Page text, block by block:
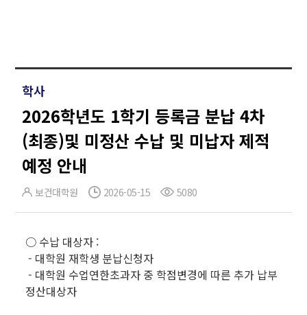
학사
2026학년도 1학기 등록금 분납 4차
(최종)및 미정산 수납 및 미납자 제적
예정 안내
보건대학원 2026-05-15 5080
○ 수납 대상자 :
- 대학원 재학생 분납신청자
- 대학원 수업연한초과자 중 학점변경에 따른 추가 납부
정산대상자